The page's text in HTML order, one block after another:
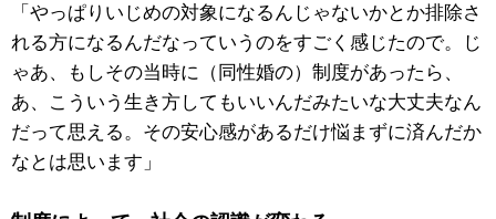
「やっぱりいじめの対象になるんじゃないかとか排除さ
れる方になるんだなっていうのをすごく感じたので。じ
ゃあ、もしその当時に（同性婚の）制度があったら、
あ、こういう生き方してもいいんだみたいな大丈夫なん
だって思える。その安心感があるだけ悩まずに済んだか
なとは思います」